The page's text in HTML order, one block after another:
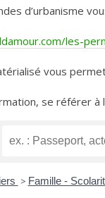
d’urbanisme
les-
vous
se référer
> Famille -